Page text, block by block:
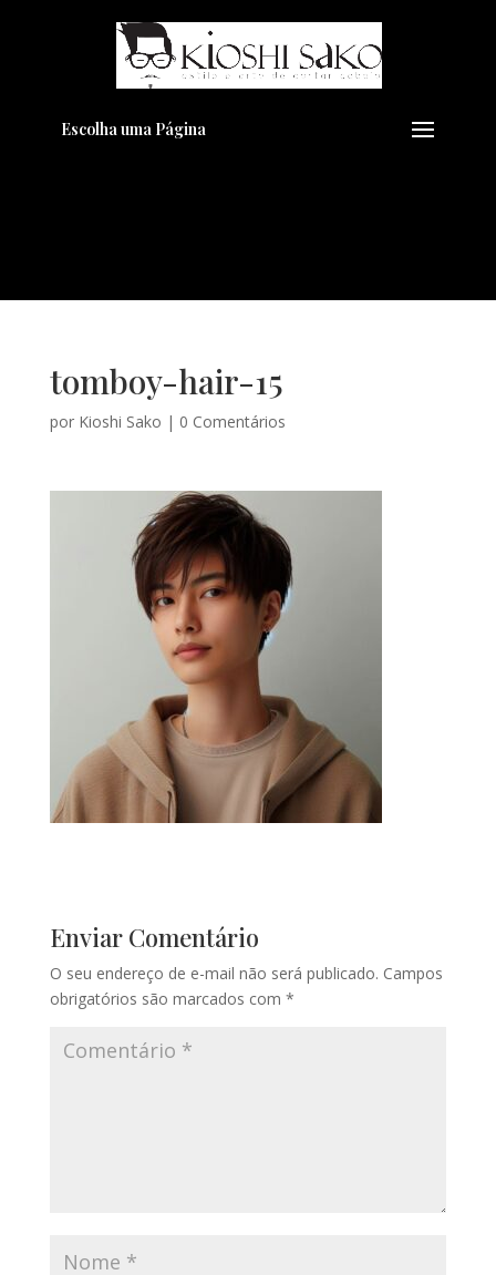
Escolha uma Página
tomboy-hair-15
por Kioshi Sako | 0 Comentários
Enviar Comentário
O seu endereço de e-mail não será publicado. Campos
obrigatórios são marcados com *
Pensando em transformar seu
Visual??